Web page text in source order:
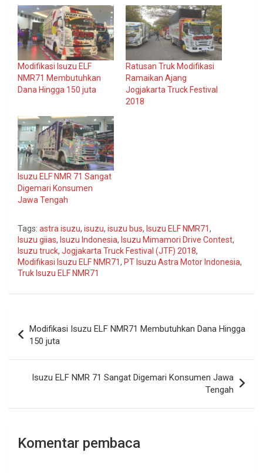
Modifikasi Isuzu ELF
NMR71 Membutuhkan
Dana Hingga 150 juta
Ratusan Truk Modifikasi
Ramaikan Ajang
Jogjakarta Truck Festival
2018
Isuzu ELF NMR 71 Sangat
Digemari Konsumen
Jawa Tengah
Tags: astra isuzu, isuzu, isuzu bus, Isuzu ELF NMR71,
Isuzu giias, Isuzu Indonesia, Isuzu Mimamori Drive Contest,
Isuzu truck, Jogjakarta Truck Festival (JTF) 2018,
Modifikasi Isuzu ELF NMR71, PT Isuzu Astra Motor Indonesia,
Truk Isuzu ELF NMR71
pos
Modifikasi Isuzu ELF NMR71 Membutuhkan Dana Hingga
150 juta
Isuzu ELF NMR 71 Sangat Digemari Konsumen Jawa
Tengah
Komentar pembaca